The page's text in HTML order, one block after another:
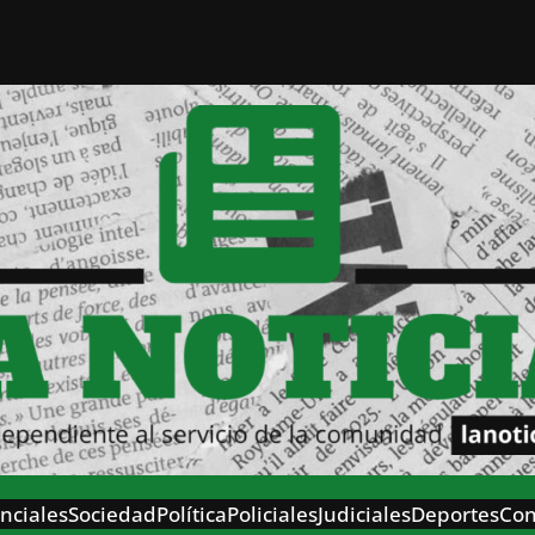
SociedadPolíticaPolicialesJudicialesDeportes